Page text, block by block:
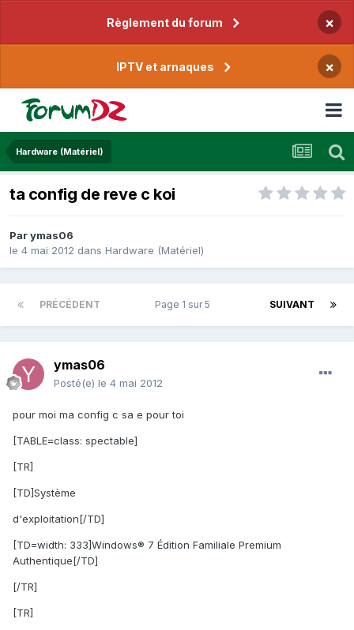
Règlement du forum ×
IPTV et arnaques ×
Hardware (Matériel)
ta config de reve c koi
Parymas06
le 4 mai 2012 dans Hardware (Matériel)
PRÉCÉDENT SUIVANT
Page 1 sur 5
ymas06
Posté(e) le 4 mai 2012
pour moi ma config c sa e pour toi
[TABLE=class: spectable]
[TR]
[TD]Système
d'exploitation[/TD]
[TD=width: 333]Windows® 7 Édition Familiale Premium
Authentique[/TD]
[/TR]
[TR]